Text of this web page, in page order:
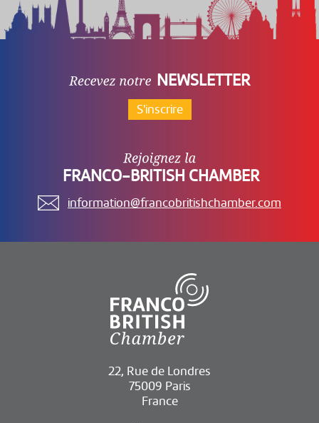
NEWSLETTER
S'inscrire
FRANCO-BRITISH CHAMBER
information@francobritishchamber.com
22, Rue de Londres
75009 Paris
France